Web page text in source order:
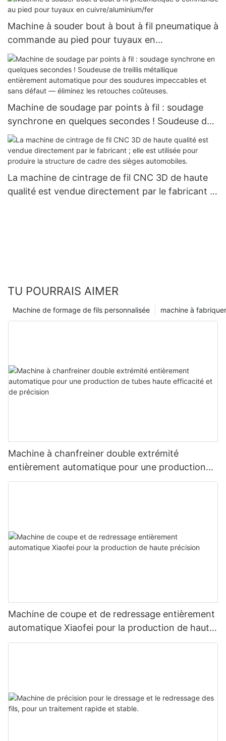
Machine à souder bout à bout à fil pneumatique à
commande au pied pour tuyaux en
cuivre/aluminium/fer
Machine de soudage par points à fil : soudage
synchrone en quelques secondes ! Soudeuse de
treillis métallique entièrement automatique pour
des soudures impeccables et sans
défaut — éliminez les retouches coûteuses.
La machine de cintrage de fil CNC 3D de haute
qualité est vendue directement par le fabricant ;
TU POURRAIS AIMER
machine à
Machine de formage de fils personnalisée
Machine à chanfreiner double extrémité
entièrement automatique pour une production
de tubes haute efficacité et de précision
Machine de coupe et de redressage entièrement
automatique Xiaofei pour la production de haute
précision